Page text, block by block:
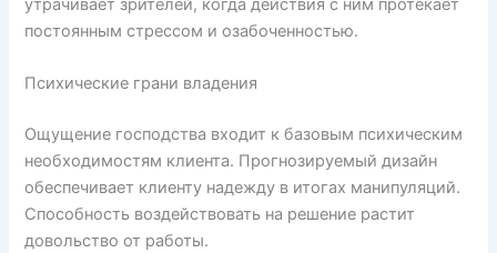
утрачивает зрителей, когда действия с ним протекает
постоянным стрессом и озабоченностью.
Психические грани владения
Ощущение господства входит к базовым психическим
необходимостям клиента. Прогнозируемый дизайн
обеспечивает клиенту надежду в итогах манипуляций.
Способность воздействовать на решение растит
довольство от работы.